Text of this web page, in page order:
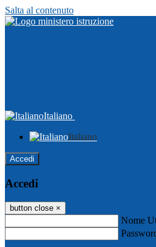
Salta al contenuto
Italiano
Italiano
Accedi
Accedi
button close ×
Nome